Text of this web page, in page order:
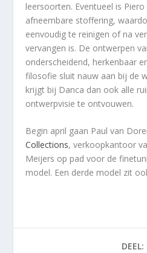
leersoorten. Eventueel is
afneembare stoffering,
eenvoudig te reinigen of na
vervangen is. De ontwerpen
onderscheidend, herkenbaar
filosofie sluit nauw aan bij de
krijgt bij Danca dan ook alle
ontwerpvisie te ontvouwen.
Begin april gaan Paul van
Collections, verkoopkantoor
Meijers op pad voor de
model. Een derde model zit
DEEL: